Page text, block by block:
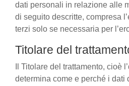
dati personali in relazione alle
di seguito descritte, compresa
terzi solo se necessaria per
Titolare del
Il Titolare del trattamento, cioè
determina come e perché i dati